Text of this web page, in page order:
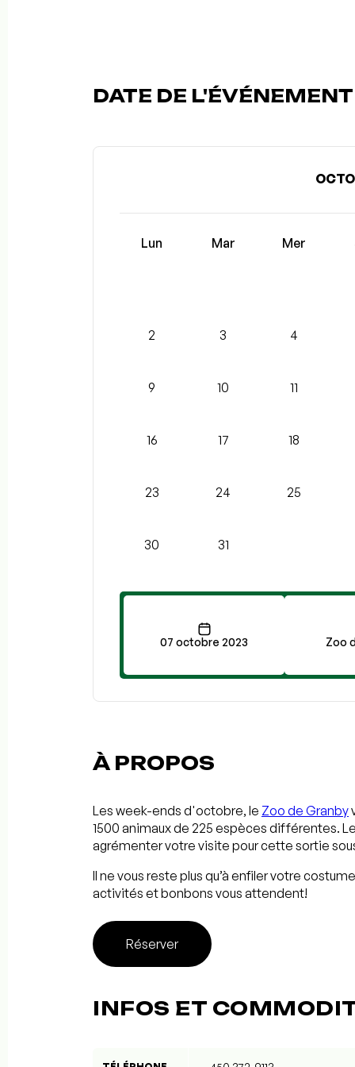
DATE DE
Lun Mar Mer
2 3 4
9 10 11
16 17 18
23 24 25
30 31
07 octobre 2023 Zoo
À PROPOS
Les week-ends d'octobre, le Zoo de Granby
1500 animaux de 225 espèces différentes.
agrémenter votre visite pour cette sortie
Il ne vous reste plus qu’à enfiler votre
activités et bonbons vous attendent!
Réserver
INFOS ET